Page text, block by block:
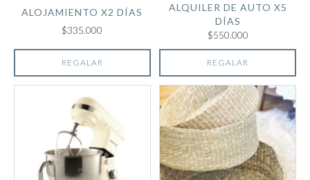
ALOJAMIENTO X2 DÍAS
$335.000
REGALAR
ALQUILER DE AUTO X5
DÍAS
$550.000
REGALAR